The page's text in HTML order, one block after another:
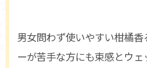
男女問わず使いやすい柑橘
ーが苦手な方にも束感とウェ